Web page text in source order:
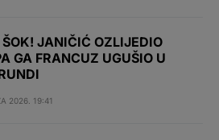
JANIČIĆ OZLIJEDIO
GA FRANCUZ UGUŠIO U
2026. 19:41